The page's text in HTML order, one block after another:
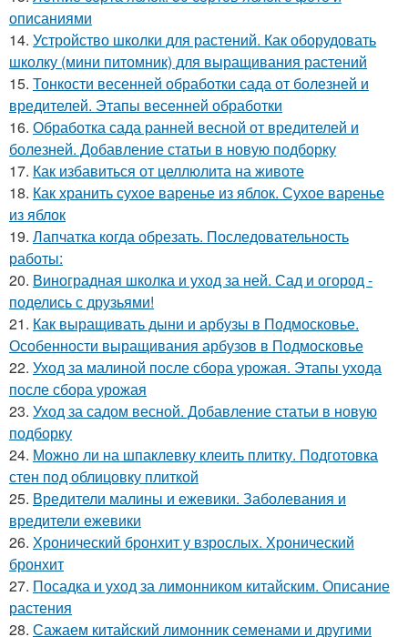
описаниями
14. Устройство школки для растений. Как оборудовать
школку (мини питомник) для выращивания растений
15. Тонкости весенней обработки сада от болезней и
вредителей. Этапы весенней обработки
16. Обработка сада ранней весной от вредителей и
болезней. Добавление статьи в новую подборку
17. Как избавиться от целлюлита на животе
18. Как хранить сухое варенье из яблок. Сухое варенье
из яблок
19. Лапчатка когда обрезать. Последовательность
работы:
20. Виноградная школка и уход за ней. Сад и огород -
поделись с друзьями!
21. Как выращивать дыни и арбузы в Подмосковье.
Особенности выращивания арбузов в Подмосковье
22. Уход за малиной после сбора урожая. Этапы ухода
после сбора урожая
23. Уход за садом весной. Добавление статьи в новую
подборку
24. Можно ли на шпаклевку клеить плитку. Подготовка
стен под облицовку плиткой
25. Вредители малины и ежевики. Заболевания и
вредители ежевики
26. Хронический бронхит у взрослых. Хронический
бронхит
27. Посадка и уход за лимонником китайским. Описание
растения
28. Сажаем китайский лимонник семенами и другими